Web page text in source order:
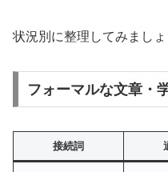
状況別に整理してみましょ
フォーマルな文章・
接続詞